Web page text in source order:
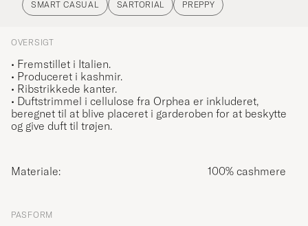
SMART CASUAL SARTORIAL PREPPY
OVERSIGT
• Fremstillet i Italien.
• Produceret i kashmir.
• Ribstrikkede kanter.
• Duftstrimmel i cellulose fra Orphea er inkluderet,
beregnet til at blive placeret i garderoben for at beskytte
og give duft til trøjen.
Materiale: 100% cashmere
PASFORM